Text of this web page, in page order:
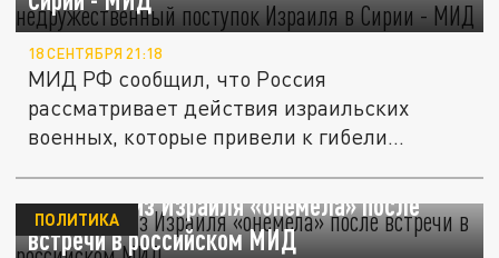
18 СЕНТЯБРЯ 21:18
МИД РФ сообщил, что Россия
рассматривает действия израильских
военных, которые привели к гибели
Дипломат из Израиля «онемела» после
встречи в российском МИД
ПОЛИТИКА